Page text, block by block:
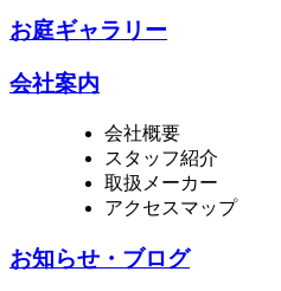
お庭ギャラリー
会社案内
会社概要
スタッフ紹介
取扱メーカー
アクセスマップ
お知らせ・ブログ